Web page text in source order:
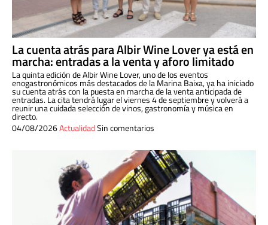
La cuenta atrás para Albir Wine Lover ya está en
marcha: entradas a la venta y aforo limitado
La quinta edición de Albir Wine Lover, uno de los eventos
enogastronómicos más destacados de la Marina Baixa, ya ha iniciado
su cuenta atrás con la puesta en marcha de la venta anticipada de
entradas. La cita tendrá lugar el viernes 4 de septiembre y volverá a
reunir una cuidada selección de vinos, gastronomía y música en
directo.
04/08/2026ActualidadSin comentarios